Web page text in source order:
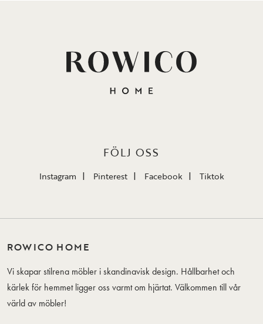
FÖLJ OSS
Instagram Pinterest Facebook Tiktok
ROWICO HOME
Vi skapar stilrena möbler i skandinavisk design. Hållbarhet och
kärlek för hemmet ligger oss varmt om hjärtat. Välkommen till vår
värld av möbler!